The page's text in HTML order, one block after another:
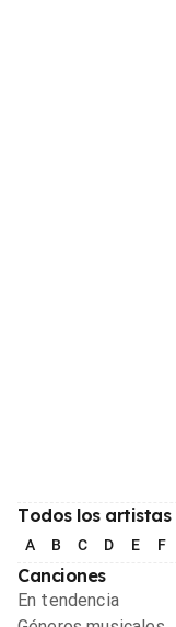
Todos los artistas
A B C D E F
Canciones
En tendencia